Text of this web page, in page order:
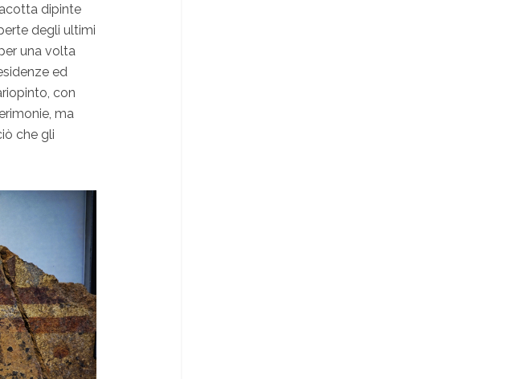
dipinte
degli ultimi
una volta
ed
con
ma
che gli